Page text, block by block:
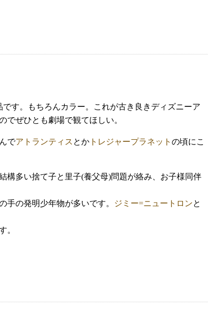
す。もちろんカラー。これが古き良きディズニーア
ぜひとも劇場で観てほしい。
でアトランティス とか トレジャープラネット の頃にこ
構多い捨て子と里子(養父母)問題が絡み、お子様同伴
手の発明少年物が多いです。
ジミー=ニュートロンと
。